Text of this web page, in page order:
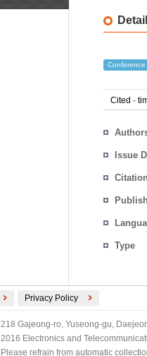
Detail
Cited -
Issue
Citation
Type
Privacy Policy
218 Gajeong-ro, Yuseong-gu,
2016 Electronics and
Please refrain from automatic